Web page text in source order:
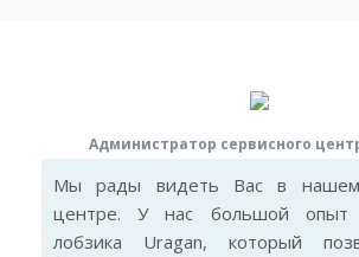
Администратор сервисного
Мы рады видеть Вас в нашем
центре. У нас большой опыт
лобзика Uragan, который